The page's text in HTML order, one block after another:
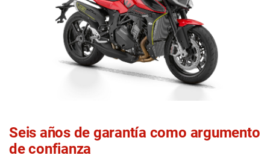
Seis años de garantía como argumento
de confianza